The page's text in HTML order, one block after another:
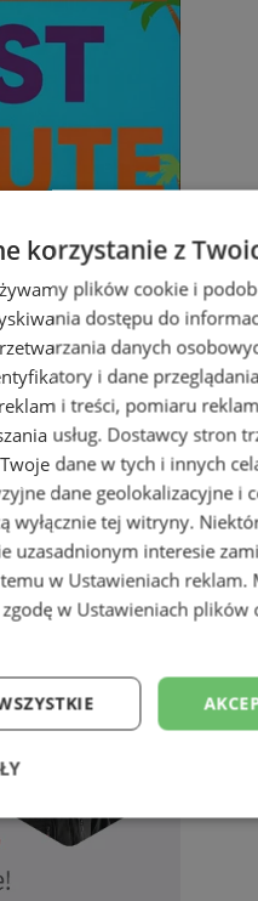
nad Bałtykiem w
Morze
korzystanie z
plików cookie i
dostępu do
danych
i dane
i treści, pomiaru
usług. Dostawcy stron
dane w tych i innych
dane geolokalizacyjne i
wyłącznie tej witryny.
uzasadnionym interesie
w Ustawieniach reklam.
w Ustawieniach plików
Wydajność